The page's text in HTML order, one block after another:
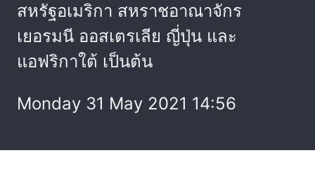
สหรัฐอเมริกา สหราชอาณาจักร
เยอรมนี ออสเตรเลีย ญี่ปุ่น และ
แอฟริกาใต้ เป็นต้น
Monday 31 May 2021 14:56